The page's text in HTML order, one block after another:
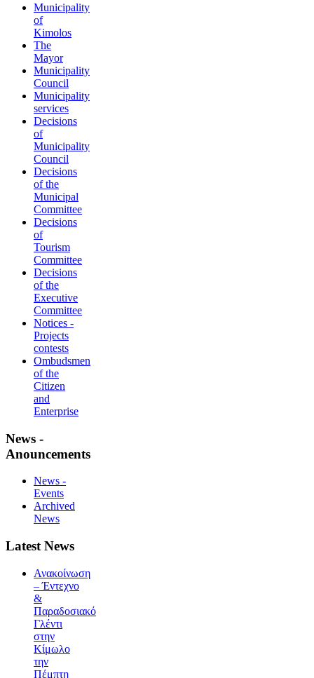
Municipality
of
Kimolos
The
Mayor
Municipality
Council
Municipality
services
Decisions
of
Municipality
Council
Decisions
of the
Municipal
Committee
Decisions
of
Tourism
Committee
Decisions
of the
Executive
Committee
Notices -
Projects
contests
Ombudsmen
of the
Citizen
and
Enterprise
News -
Anouncements
News -
Events
Archived
News
Latest News
Ανακοίνωση
– Έντεχνο
&
Παραδοσιακό
Γλέντι
στην
Κίμωλο
την
Πέμπτη